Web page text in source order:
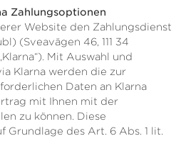
Zahlungsoptionen
Website den Zahlungsdienst
(Sveavägen 46, 111 34
Mit Auswahl und
Klarna werden die zur
Daten an Klarna
mit Ihnen mit der
zu können. Diese
Grundlage des Art. 6 Abs. 1 lit.